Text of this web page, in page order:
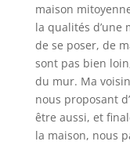
maison
la qualités d’une
de se poser, de
sont pas bien
du mur. Ma
nous proposant
être aussi, et
la maison, nous